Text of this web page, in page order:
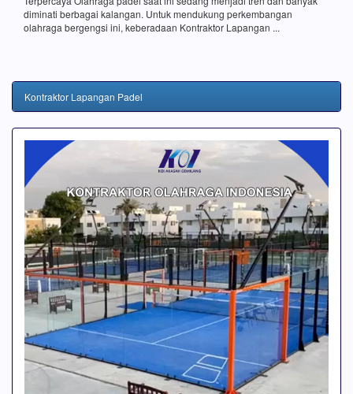
diminati berbagai kalangan. Untuk mendukung perkembangan
olahraga bergengsi ini, keberadaan Kontraktor Lapangan ...
Kontraktor Lapangan Padel